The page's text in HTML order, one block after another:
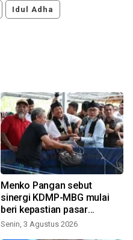
Idul Adha
Menko Pangan sebut
sinergi KDMP-MBG mulai
beri kepastian pasar
masyarakat
Senin, 3 Agustus 2026